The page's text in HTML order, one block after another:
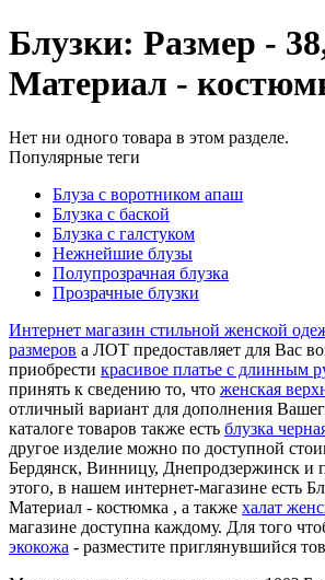
Блузки: Размер -
Материал -
Нет ни одного товара в этом разделе.
Популярные теги
Блуза с воротником апаш
Блузка с баской
Блузка с галстуком
Нежнейшие блузы
Полупрозрачная блузка
Прозрачные блузки
Интернет магазин стильной женской
размеров а ЛОТ предоставляет для Вас
приобрести красивое платье с длинным
принять к сведению то, что женская
отличный вариант для дополнения
каталоге товаров также есть блузка
другое изделие можно по доступной
Бердянск, Винницу, Днепродзержинск
этого, в нашем интернет-магазине есть
Материал - костюмка , а также халат
магазине доступна каждому. Для того
экокожа - разместите приглянувшийся